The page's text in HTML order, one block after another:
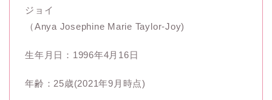
ジョイ
（Anya Josephine Marie Taylor-Joy)
生年月日：1996年4月16日
年齢：25歳(2021年9月時点)